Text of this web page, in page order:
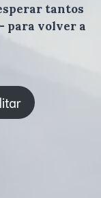
tantos
para volver a